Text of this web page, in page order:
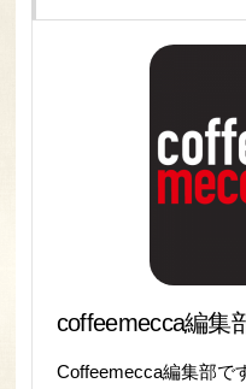
coffeemecca編集
Coffeemecca編集部で